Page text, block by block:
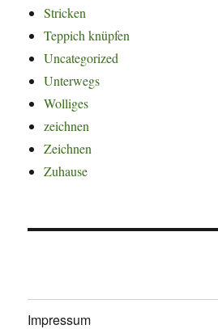
Stricken
Teppich knüpfen
Uncategorized
Unterwegs
Wolliges
zeichnen
Zeichnen
Zuhause
Impressum